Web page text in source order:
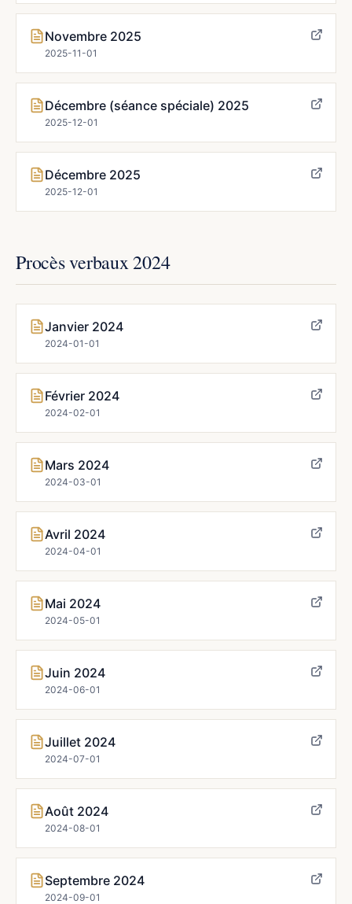
Novembre 2025
2025-11-01
Décembre (séance spéciale) 2025
2025-12-01
Décembre 2025
2025-12-01
Procès verbaux 2024
Janvier 2024
2024-01-01
Février 2024
2024-02-01
Mars 2024
2024-03-01
Avril 2024
2024-04-01
Mai 2024
2024-05-01
Juin 2024
2024-06-01
Juillet 2024
2024-07-01
Août 2024
2024-08-01
Septembre 2024
2024-09-01